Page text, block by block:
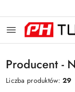
Producent -
Liczba produktów:29